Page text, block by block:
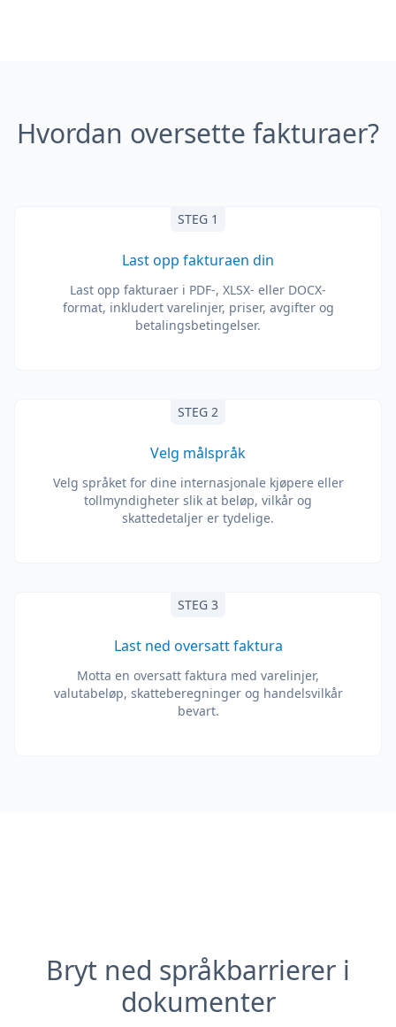
Hvordan oversette fakturaer?
STEG 1
Last opp fakturaen din
Last opp fakturaer i PDF-, XLSX- eller DOCX-
format, inkludert varelinjer, priser, avgifter og
betalingsbetingelser.
STEG 2
Velg målspråk
Velg språket for dine internasjonale kjøpere eller
tollmyndigheter slik at beløp, vilkår og
skattedetaljer er tydelige.
STEG 3
Last ned oversatt faktura
Motta en oversatt faktura med varelinjer,
valutabeløp, skatteberegninger og handelsvilkår
bevart.
Bryt ned språkbarrierer i
dokumenter